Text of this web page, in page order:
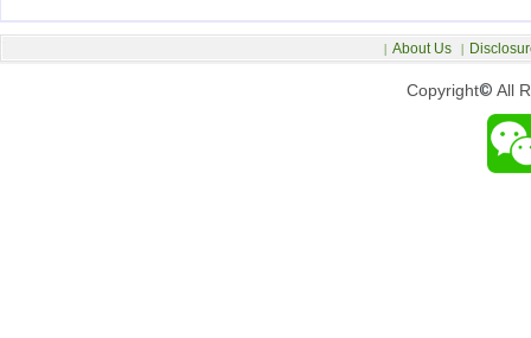
Copyright© All
| About Us |